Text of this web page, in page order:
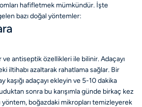
hafifletmek mümkündür. İşte
bazı doğal yöntemler:
ve antiseptik özellikleri ile bilinir. Adaçayı
iltihabı azaltarak rahatlama sağlar. Bir
kaşığı adaçayı ekleyin ve 5-10 dakika
sonra bu karışımla günde birkaç kez
boğazdaki mikropları temizleyerek